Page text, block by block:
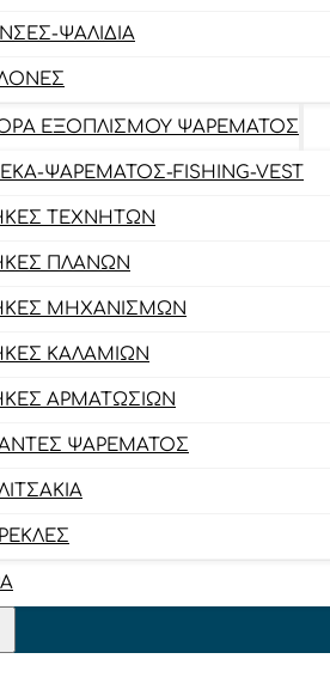
ΨΑΛΊΔΙΑ
ΕΞΟΠΛΙΣΜΟΎ ΨΑΡΈΜΑΤΟΣ
ΨΑΡΈΜΑΤΟΣ-FISHING-VEST
ΤΕΧΝΗΤΏΝ
ΠΛΆΝΩΝ
ΜΗΧΑΝΙΣΜΏΝ
ΚΑΛΑΜΙΏΝ
ΑΡΜΑΤΩΣΙΏΝ
ΨΑΡΈΜΑΤΟΣ